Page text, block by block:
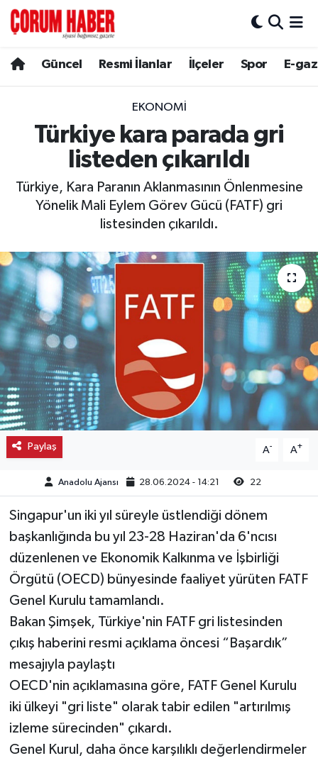
Güncel Resmi İlanlar İlçeler Spor E-
EKONOMI
Türkiye kara parada gri
listeden çıkarıldı
Türkiye, Kara Paranın Aklanmasının Önlenmesine
Yönelik Mali Eylem Görev Gücü (FATF) gri
listesinden çıkarıldı.
Paylaş A- A+
Anadolu Ajansı 28.06.2024 - 14:21 22
Singapur'un iki yıl süreyle üstlendiği dönem
başkanlığında bu yıl 23-28 Haziran'da 6'ncısı
düzenlenen ve Ekonomik Kalkınma ve İşbirliği
Örgütü (OECD) bünyesinde faaliyet yürüten FATF
Genel Kurulu tamamlandı.
Bakan Şimşek, Türkiye'nin FATF gri listesinden
çıkış haberini resmi açıklama öncesi “Başardık”
mesajıyla paylaştı
OECD'nin açıklamasına göre, FATF Genel Kurulu
iki ülkeyi "gri liste" olarak tabir edilen "artırılmış
izleme sürecinden" çıkardı.
Genel Kurul, daha önce karşılıklı değerlendirmeler
Spor
Resmi İlanlar
Bayat
Dodurga
İskilip
Kargı
Laçin
Mecitözü
Oğuzlar
Ortaköy
Osmancık
Sungurlu
Uğurludağ
Sağlık
Hava Durumu
Çorum Namaz Vakitleri
Trafik Durumu
Süper Lig Puan Durumu ve Fikstür
Son Dakika Haberleri
Haber Arşivi